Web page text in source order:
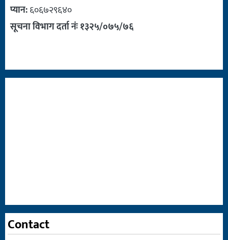
प्यान:६०६७२९६४०
सूचना विभाग दर्ता नंः १३२५/०७५/७६
Contact